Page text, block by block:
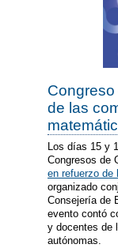
de las
Los días 15 y
Congresos de
en refuerzo de
organizado
Consejería de
evento contó
y docentes de
autónomas.